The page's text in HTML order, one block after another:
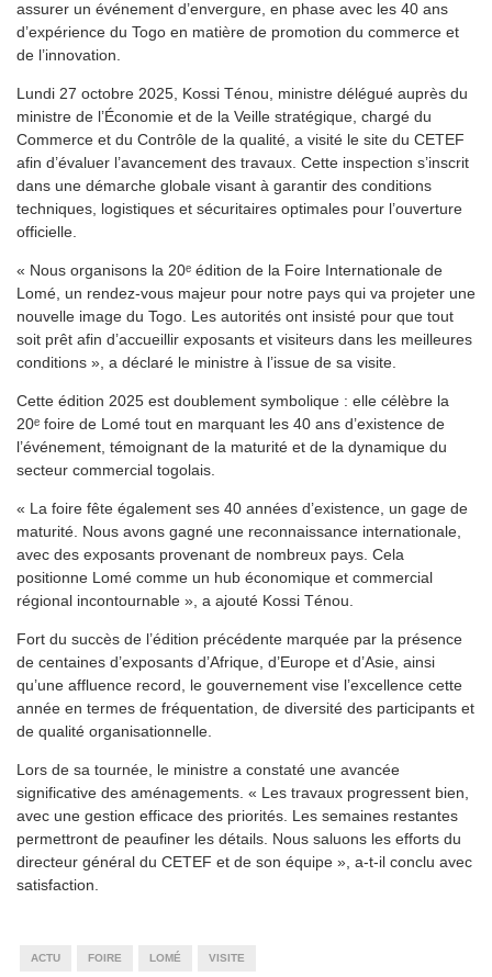
assurer un événement d’envergure, en phase avec les 40 ans
d’expérience du Togo en matière de promotion du commerce et
de l’innovation.
Lundi 27 octobre 2025, Kossi Ténou, ministre délégué auprès du
ministre de l’Économie et de la Veille stratégique, chargé du
Commerce et du Contrôle de la qualité, a visité le site du CETEF
afin d’évaluer l’avancement des travaux. Cette inspection s’inscrit
dans une démarche globale visant à garantir des conditions
techniques, logistiques et sécuritaires optimales pour l’ouverture
officielle.
« Nous organisons la 20ᵉ édition de la Foire Internationale de
Lomé, un rendez-vous majeur pour notre pays qui va projeter une
nouvelle image du Togo. Les autorités ont insisté pour que tout
soit prêt afin d’accueillir exposants et visiteurs dans les meilleures
conditions », a déclaré le ministre à l’issue de sa visite.
Cette édition 2025 est doublement symbolique : elle célèbre la
20ᵉ foire de Lomé tout en marquant les 40 ans d’existence de
l’événement, témoignant de la maturité et de la dynamique du
secteur commercial togolais.
« La foire fête également ses 40 années d’existence, un gage de
maturité. Nous avons gagné une reconnaissance internationale,
avec des exposants provenant de nombreux pays. Cela
positionne Lomé comme un hub économique et commercial
régional incontournable », a ajouté Kossi Ténou.
Fort du succès de l’édition précédente marquée par la présence
de centaines d’exposants d’Afrique, d’Europe et d’Asie, ainsi
qu’une affluence record, le gouvernement vise l’excellence cette
année en termes de fréquentation, de diversité des participants et
de qualité organisationnelle.
Lors de sa tournée, le ministre a constaté une avancée
significative des aménagements. « Les travaux progressent bien,
avec une gestion efficace des priorités. Les semaines restantes
permettront de peaufiner les détails. Nous saluons les efforts du
directeur général du CETEF et de son équipe », a-t-il conclu avec
satisfaction.
ACTU FOIRE LOMÉ VISITE